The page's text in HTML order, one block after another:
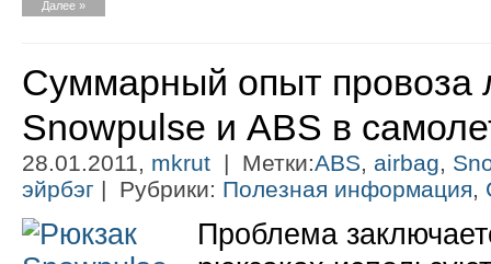
Далее »
Суммарный опыт провоза
Snowpulse и ABS в
28.01.2011, mkrut | Метки:ABS, airbag,
эйрбэг | Рубрики: Полезная информация,
Проблема